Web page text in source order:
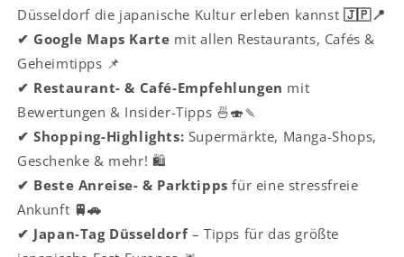
Düsseldorf die japanische Kultur erleben kannst 🇯🇵📍
✔ Google Maps Karte mit allen Restaurants, Cafés &
Geheimtipps 📌
✔ Restaurant- & Café-Empfehlungen mit
Bewertungen & Insider-Tipps 🍜🍣🍡
✔ Shopping-Highlights: Supermärkte, Manga-Shops,
Geschenke & mehr! 🛍️
✔ Beste Anreise- & Parktippsfür eine stressfreie
Ankunft 🚆🚗
✔ Japan-Tag Düsseldorf – Tipps für das größte